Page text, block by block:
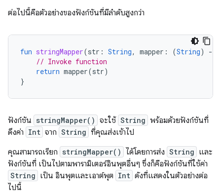
ต่อไปนี้คือตัวอย่างของฟังก์ชันที่มีลำดับสูงกว่า
fun stringMapper(str : String, mapper : (String) -
// Invoke function
return mapper(str)
}
ฟังก์ชัน stringMapper() จะใช้ String พร้อมด้วยฟังก์ชันที่
ดึงค่า Int จาก String ที่คุณส่งเข้าไป
คุณสามารถเรียก stringMapper() ได้โดยการส่ง String และ
ฟังก์ชันที่ เป็นไปตามพารามิเตอร์อินพุตอื่นๆ ซึ่งก็คือฟังก์ชันที่ใช้ค่า
String เป็น อินพุตและเอาต์พุต Int ดังที่แสดงในตัวอย่างต่อ
ไปนี้